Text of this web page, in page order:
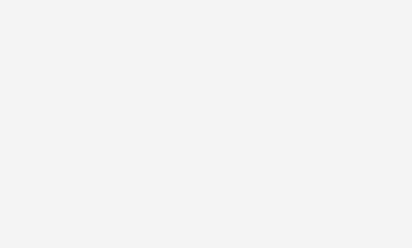
over 5 Totstandkoming